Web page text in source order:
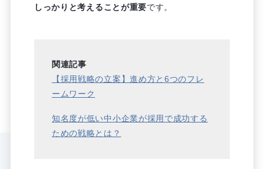
しっかりと考えることが重要です。
関連記事
【採用戦略の立案】進め方と6つのフレ
ームワーク
知名度が低い中小企業が採用で成功する
ための戦略とは？